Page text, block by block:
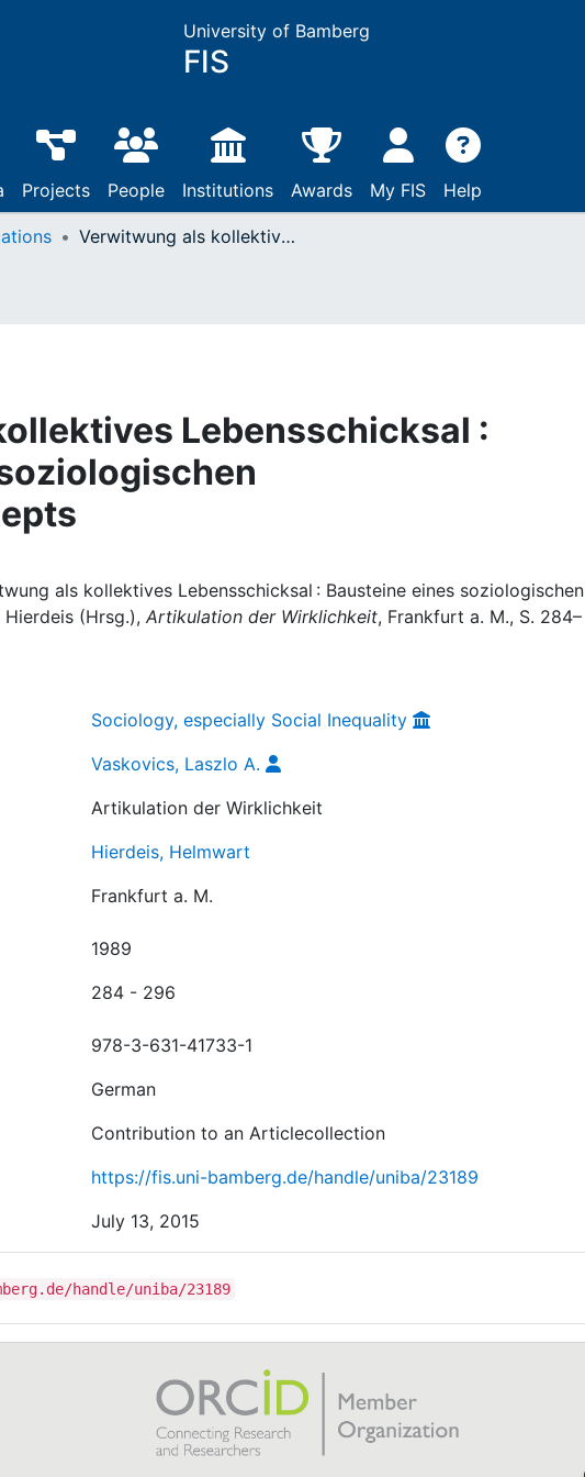
University of Bamberg
FIS
Projects People Institutions Awards My FIS Help
Verwitwung als kollektives Lebensschicksal : Bausteine eines soziologischen Forschungskonzepts
Lebensschicksal :
als kollektives Lebensschicksal : Bausteine eines soziologischen
(Hrsg.), Artikulation der Wirklichkeit, Frankfurt a. M., S. 284–
Sociology, especially Social Inequality
Vaskovics, Laszlo A.
Artikulation der Wirklichkeit
Hierdeis, Helmwart
Frankfurt a. M.
1989
284 - 296
978-3-631-41733-1
German
Contribution to an Articlecollection
https://fis.uni-bamberg.de/handle/uniba/23189
July 13, 2015
handle/uniba/23189